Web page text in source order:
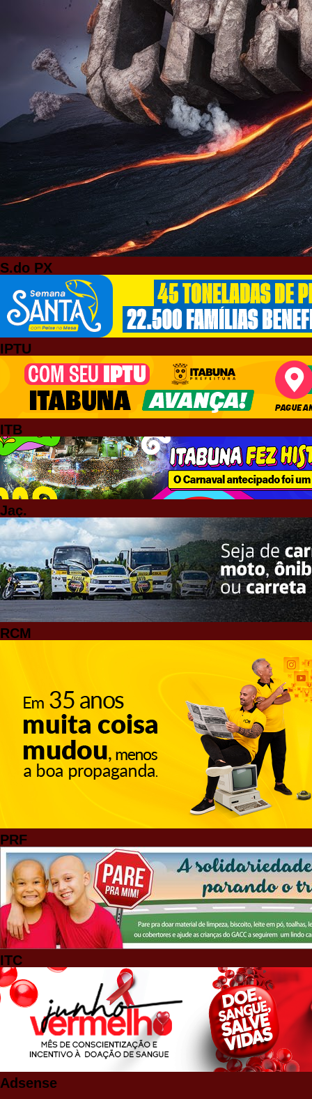
S.do PX
IPTU
ITB
Jaç.
RCM
PRF
ITC
Adsense